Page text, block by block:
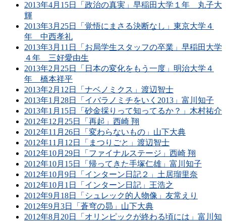
2013年4月15日「政治の真実」早稲田大学１年 丸子大
輝
2013年3月25日「覚悟にまさる決断なし」東京大学４
年 中西孝礼
2013年3月11日「お局学生スタッフの卒業」早稲田大学
４年 三好愛由生
2013年2月25日「日本の変化をもう一度」明治大学４
年 橋本祥平
2013年2月12日「ナベノミクス」渡辺智士
2013年1月28日「イバラノミチをいく2013」富川知子
2013年1月15日「砂金採りって知ってるか？」木村祐介
2012年12月25日「再起」西崎 翔
2012年11月26日「変わらないもの」山下大典
2012年11月12日「まつりごと」渡辺智士
2012年10月29日「ファイナルステージ」西崎 翔
2012年10月15日「帰ってきた手塚仁雄」富川知子
2012年10月9日「インターン日記２」土居瑠里奈
2012年10月1日「インターン日記」王浩之
2012年9月18日「シュレック的人物像」友常えり
2012年9月3日「蒼穹の昴」山下大典
2012年8月20日「オリンピックが終わる頃には」富川知